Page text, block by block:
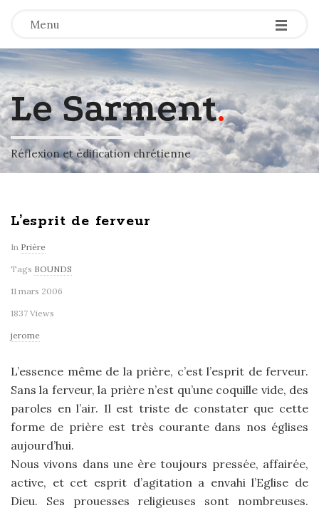
Menu -
-
-
Le Sarment.
Réflexion et édification chrétienne
L’esprit de ferveur
In Prière
Tags BOUNDS
11 mars 2006
1837 Views
jerome
L’essence même de la prière, c’est l’esprit de ferveur.
Sans la ferveur, la prière n’est qu’une coquille vide, des
paroles en l’air. Il est triste de constater que cette
forme de prière est très courante dans nos églises
aujourd’hui.
Nous vivons dans une ère toujours pressée, affairée,
active, et cet esprit d’agitation a envahi l’Eglise de
Dieu. Ses prouesses religieuses sont nombreuses.